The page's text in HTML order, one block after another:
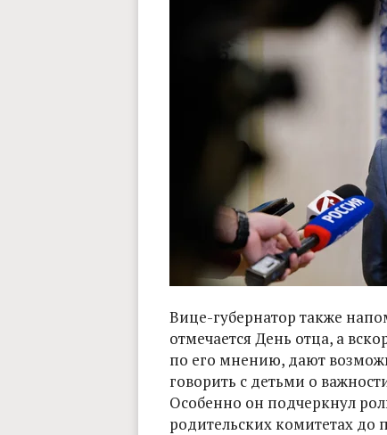
Вице-губернатор также
отмечается День отца, а
по его мнению, дают
говорить с детьми о
Особенно он подчеркнул
родительских комитетах